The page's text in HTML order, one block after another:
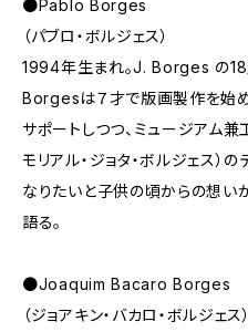
●Pablo Borges
（パブロ・ボルジェス）
1994年生まれ。J. Borges の
Borgesは７才で版画製作を始
サポートしつつ、ミュージアム
モリアル・ジョタ・ボルジェス）
なりたいと子供の頃からの想い
語る。
●Joaquim Bacaro Borges
（ジョアキン・バカロ・ボルジェス）